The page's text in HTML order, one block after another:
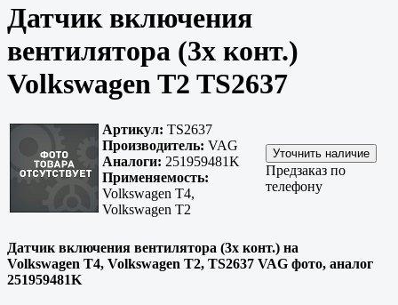
Датчик включения
вентилятора (3х конт.)
Volkswagen T2 TS2637
Артикул: TS2637
Производитель: VAG
Аналоги: 251959481K
Применяемость:
Volkswagen T4,
Volkswagen T2
Предзаказ по
телефону
Датчик включения вентилятора (3х конт.) на
Volkswagen T4, Volkswagen T2, TS2637 VAG фото, аналог
251959481K